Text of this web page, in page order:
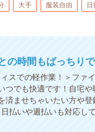
大手 服装自由 日
の時間もばっちり
スでの軽作業！＞ファ
つでも快適です！自宅
済ませちゃいたい方や
払いや週払いも対応し